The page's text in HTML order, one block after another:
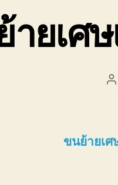
ายเศ
ขนย้ายเศ